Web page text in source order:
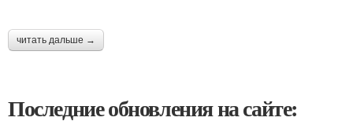
читать дальше →
Последние обновления на сайте: